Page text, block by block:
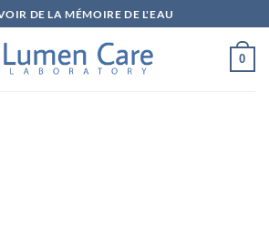
DE LA MÉMOIRE DE L'EAU
0